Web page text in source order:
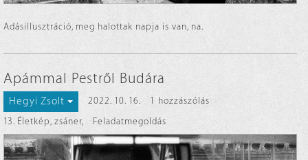
Adásillusztráció, meg halottak napja is van, na.
Apámmal Pestről Budára
Hegyi Zsolt 2022. 10. 16.
1 hozzászólás
13. Életkép, zsáner, Feladatmegoldás